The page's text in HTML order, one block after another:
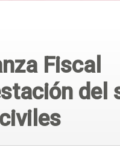
Fiscal
del